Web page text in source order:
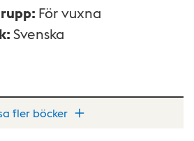
: För vuxna
:Svenska
fler böcker